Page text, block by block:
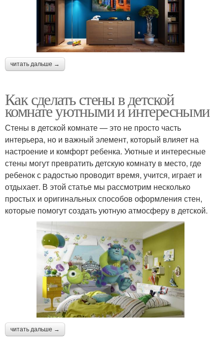
читать дальше →
Как сделать стены в детской
комнате уютными и интересными
Стены в детской комнате — это не просто часть
интерьера, но и важный элемент, который влияет на
настроение и комфорт ребенка. Уютные и интересные
стены могут превратить детскую комнату в место, где
ребенок с радостью проводит время, учится, играет и
отдыхает. В этой статье мы рассмотрим несколько
простых и оригинальных способов оформления стен,
которые помогут создать уютную атмосферу в детской.
читать дальше →